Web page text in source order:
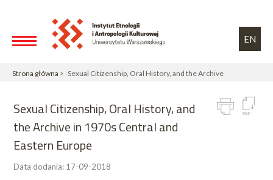
EN
Strona główna > Sexual Citizenship, Oral History, and the Archive
Sexual Citizenship, Oral History, and
the Archive in 1970s Central and
Eastern Europe
Data dodania: 17-09-2018